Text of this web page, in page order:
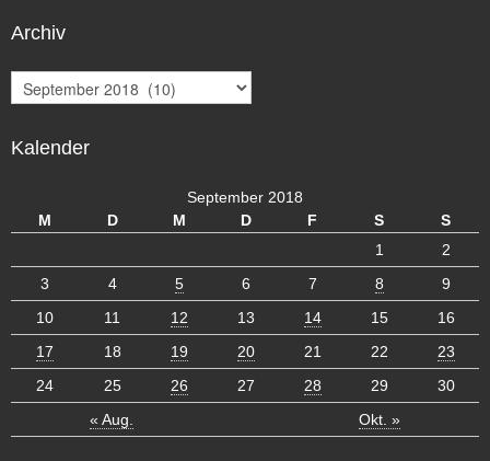
Archiv
r
h
Kalender
September 2018
M
D M D F S S
« Aug. Okt. »
1
2
3
4 5 6 7 8
9
10
11 12 13 14 15
16
17
18 19 20 21 22
23
24
25 26 27 28 29 30